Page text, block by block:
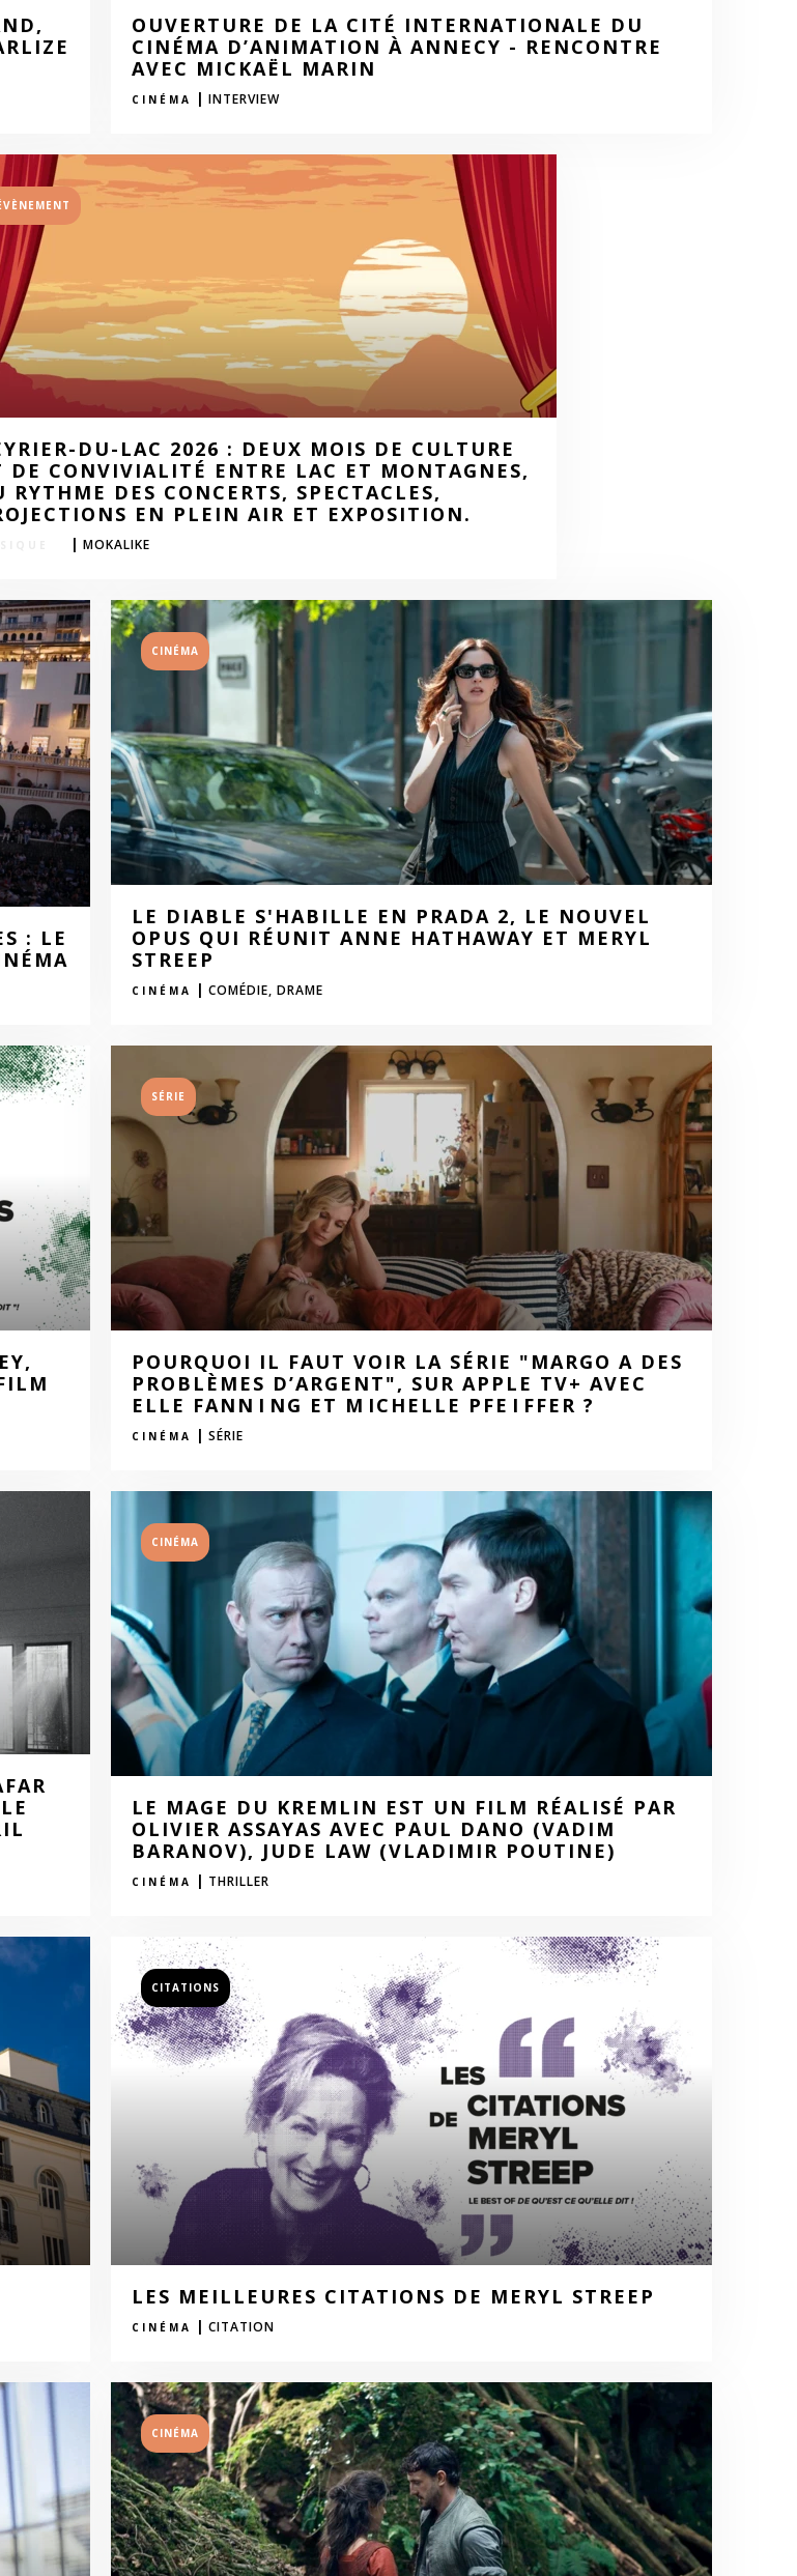
OUVERTURE DE LA CITÉ INTERNATIONALE DU
CINÉMA D’ANIMATION À ANNECY - RENCONTRE
AVEC MICKAËL MARIN
CINÉMA | INTERVIEW
DU-LAC 2026 : DEUX MOIS DE CULTURE
DE CONVIVIALITÉ ENTRE LAC ET MONTAGNES,
RYTHME DES CONCERTS, SPECTACLES,
EN PLEIN AIR ET EXPOSITION.
| MOKALIKE
: LE
LE DIABLE S'HABILLE EN PRADA 2, LE NOUVEL
OPUS QUI RÉUNIT ANNE HATHAWAY ET MERYL
STREEP
CINÉMA | COMÉDIE, DRAME
CINÉMA
POURQUOI IL FAUT VOIR LA SÉRIE "MARGO A DES
PROBLÈMES D’ARGENT", SUR APPLE TV+ AVEC
ELLE FANN I NG ET M ICHELLE PFE I FFER ?
CINÉMA | SÉRIE
SÉRIE
LE MAGE DU KREMLIN EST UN FILM RÉALISÉ PAR
OLIVIER ASSAYAS AVEC PAUL DANO (VADIM
BARANOV), JUDE LAW (VLADIMIR POUTINE)
CINÉMA | THRILLER
CINÉMA
LES MEILLEURES CITATIONS DE MERYL STREEP
CINÉMA | CITATION
CITATIONS
CINÉMA